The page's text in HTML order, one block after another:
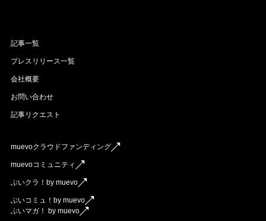
記事一覧
プレスリリース一覧
会社概要
お問い合わせ
記事リクエスト
muevoクラウドファンディング
muevoコミュニティ
ぶいクラ！by muevo
ぶいコミュ！by muevo
ぶいマガ！ by muevo